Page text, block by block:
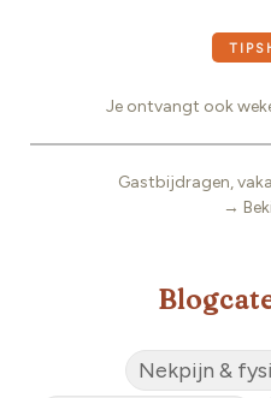
Je ontvangt ook
Gastbijdragen,
→
Nekpijn &